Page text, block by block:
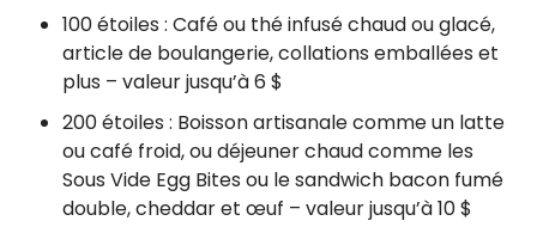
100 étoiles : Café ou thé infusé chaud ou glacé,
article de boulangerie, collations emballées et
plus – valeur jusqu’à 6 $
200 étoiles : Boisson artisanale comme un latte
ou café froid, ou déjeuner chaud comme les
Sous Vide Egg Bites ou le sandwich bacon fumé
double, cheddar et œuf – valeur jusqu’à 10 $